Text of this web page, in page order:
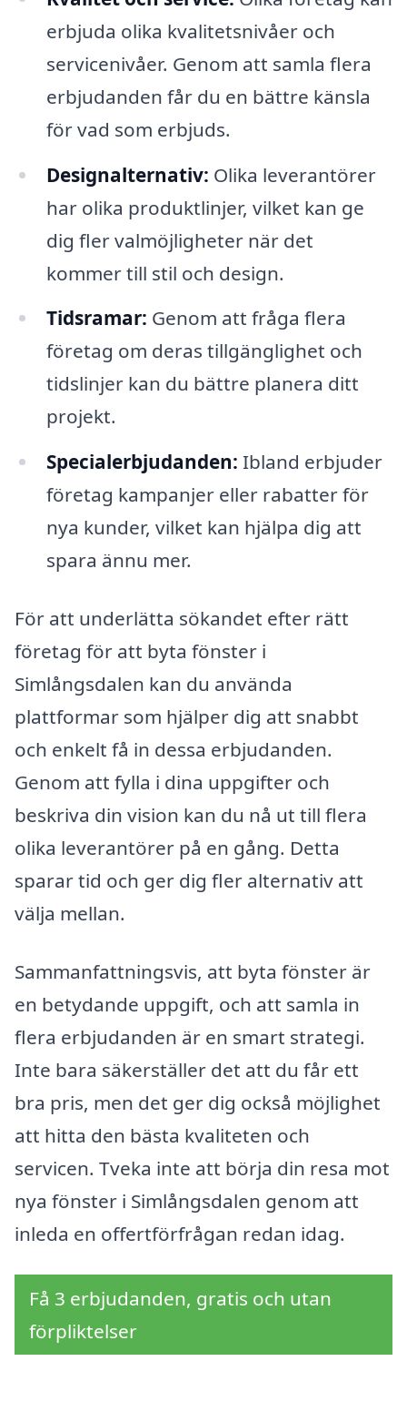
erbjuda olika kvalitetsnivåer och
servicenivåer. Genom att samla flera
erbjudanden får du en bättre känsla
för vad som erbjuds.
Designalternativ: Olika leverantörer
har olika produktlinjer, vilket kan ge
dig fler valmöjligheter när det
kommer till stil och design.
Tidsramar: Genom att fråga flera
företag om deras tillgänglighet och
tidslinjer kan du bättre planera ditt
projekt.
Specialerbjudanden: Ibland erbjuder
företag kampanjer eller rabatter för
nya kunder, vilket kan hjälpa dig att
spara ännu mer.
För att underlätta sökandet efter rätt
företag för att byta fönster i
Simlångsdalen kan du använda
plattformar som hjälper dig att snabbt
och enkelt få in dessa erbjudanden.
Genom att fylla i dina uppgifter och
beskriva din vision kan du nå ut till flera
olika leverantörer på en gång. Detta
sparar tid och ger dig fler alternativ att
välja mellan.
Sammanfattningsvis, att byta fönster är
en betydande uppgift, och att samla in
flera erbjudanden är en smart strategi.
Inte bara säkerställer det att du får ett
bra pris, men det ger dig också möjlighet
att hitta den bästa kvaliteten och
servicen. Tveka inte att börja din resa mot
nya fönster i Simlångsdalen genom att
inleda en offertförfrågan redan idag.
Få 3 erbjudanden, gratis och utan
förpliktelser